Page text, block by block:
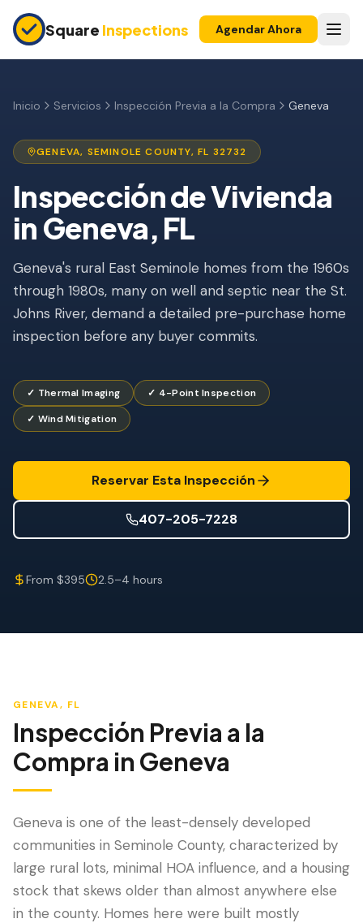
Square Inspections Agendar Ahora
Inspección Pre-Compra
Garantía 11 Meses
Inspección de Condominio
Inspección Pre-Listado
Propiedad de Inversión
INSPECCIONES DE SEGURO
Inspección 4 Puntos
Certificación de Techo
Seguridad Post-Huracán
Imagen Térmica
Inspección por Drone
Inicio Servicios Inspección Previa a la Compra Geneva
GENEVA, SEMINOLE COUNTY, FL 32732
Inspección de Vivienda
in Geneva, FL
Geneva's rural East Seminole homes from the 1960s
through 1980s, many on well and septic near the St.
Johns River, demand a detailed pre-purchase home
inspection before any buyer commits.
✓ Thermal Imaging
✓ 4-Point Inspection
✓ Wind Mitigation
Reservar Esta Inspección
407-205-7228
From $395 2.5–4 hours
GENEVA, FL
Inspección Previa a la
Compra in Geneva
Geneva is one of the least-densely developed
communities in Seminole County, characterized by
large rural lots, minimal HOA influence, and a housing
stock that skews older than almost anywhere else
in the county. Homes here were built mostly